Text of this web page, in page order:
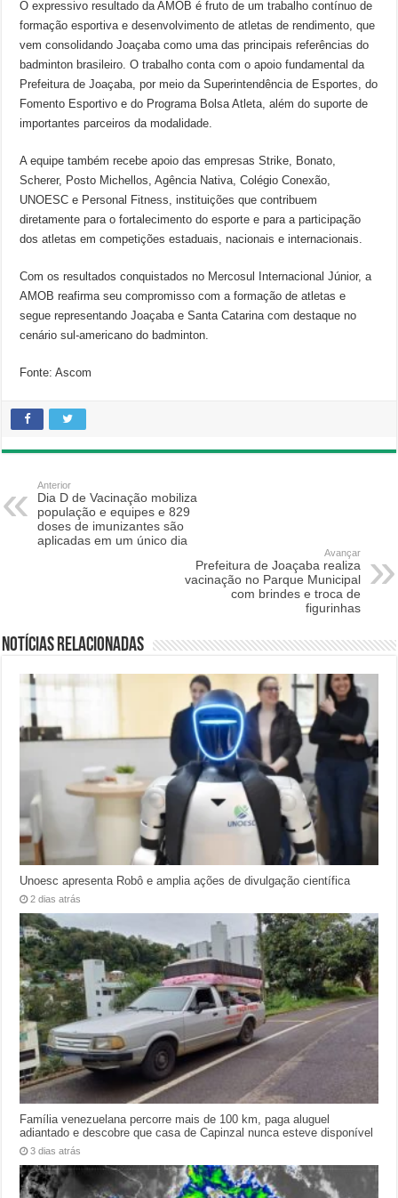
O expressivo resultado da AMOB é fruto de um trabalho contínuo de
formação esportiva e desenvolvimento de atletas de rendimento, que
vem consolidando Joaçaba como uma das principais referências do
badminton brasileiro. O trabalho conta com o apoio fundamental da
Prefeitura de Joaçaba, por meio da Superintendência de Esportes, do
Fomento Esportivo e do Programa Bolsa Atleta, além do suporte de
importantes parceiros da modalidade.
A equipe também recebe apoio das empresas Strike, Bonato,
Scherer, Posto Michellos, Agência Nativa, Colégio Conexão,
UNOESC e Personal Fitness, instituições que contribuem
diretamente para o fortalecimento do esporte e para a participação
dos atletas em competições estaduais, nacionais e internacionais.
Com os resultados conquistados no Mercosul Internacional Júnior, a
AMOB reafirma seu compromisso com a formação de atletas e
segue representando Joaçaba e Santa Catarina com destaque no
cenário sul-americano do badminton.
Fonte: Ascom
Anterior
Dia D de Vacinação mobiliza
população e equipes e 829
doses de imunizantes são
aplicadas em um único dia
Avançar
Prefeitura de Joaçaba realiza
vacinação no Parque Municipal
com brindes e troca de
figurinhas
Notícias relacionadas
Unoesc apresenta Robô e amplia ações de divulgação científica
2 dias atrás
Família venezuelana percorre mais de 100 km, paga aluguel
adiantado e descobre que casa de Capinzal nunca esteve disponível
3 dias atrás